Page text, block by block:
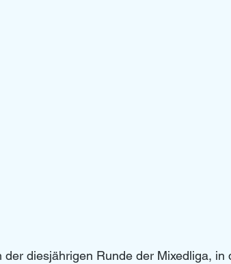
der diesjährigen Runde der Mixedliga, in